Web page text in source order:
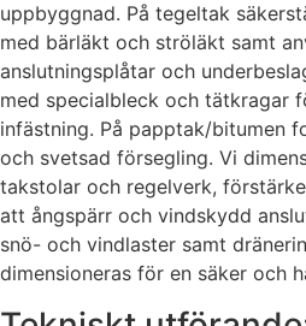
uppbyggnad. På tegeltak
med bärläkt och ströläkt samt
anslutningsplåtar och
med specialbleck och tätkragar
infästning. På papptak/bitumen
och svetsad försegling. Vi
takstolar och regelverk,
att ångspärr och vindskydd
snö- och vindlaster samt
dimensioneras för en säker och